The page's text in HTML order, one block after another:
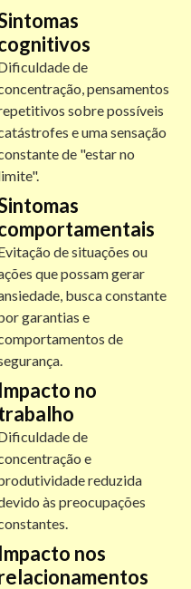
de
pensamentos
sobre possíveis
e uma sensação
de "estar no
de situações ou
que possam gerar
busca constante
garantias e
de
Impacto no
de
e
reduzida
às preocupações
Impacto nos